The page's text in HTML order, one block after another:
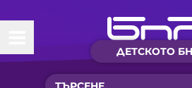
ДЕТСКОТО
Начало